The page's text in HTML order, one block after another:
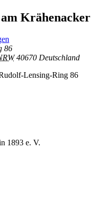
Krähenacker
86
40670 Deutschland
Lensing-Ring 86
1893 e. V.